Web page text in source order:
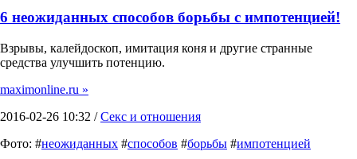
6 неожиданных способов борьбы с импотенцией!
Взрывы, калейдоскоп, имитация коня и другие странные
средства улучшить потенцию.
maximonline.ru »
2016-02-26 10:32 /Секс и отношения
Фото: #неожиданных #способов #борьбы #импотенцией